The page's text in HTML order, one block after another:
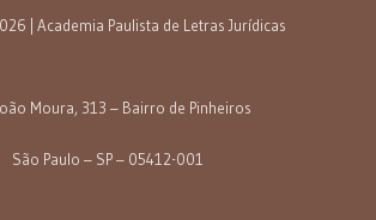
| Academia Paulista de Letras Jurídicas
Moura, 313 – Bairro de Pinheiros
São Paulo – SP – 05412-001